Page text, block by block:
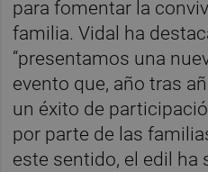
para fomentar la
familia. Vidal ha
“presentamos una
evento que, año tras
un éxito de
por parte de las
este sentido, el edil ha